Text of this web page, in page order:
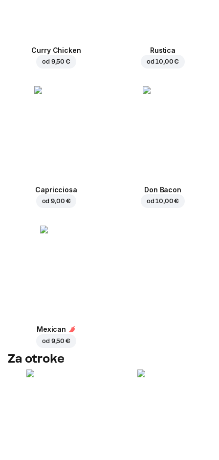
Curry Chicken
od 9,50 €
Rustica
od10,00 €
Capricciosa
od9,00 €
Don Bacon
od10,00 €
Mexican
od 9,50 €
Za otroke